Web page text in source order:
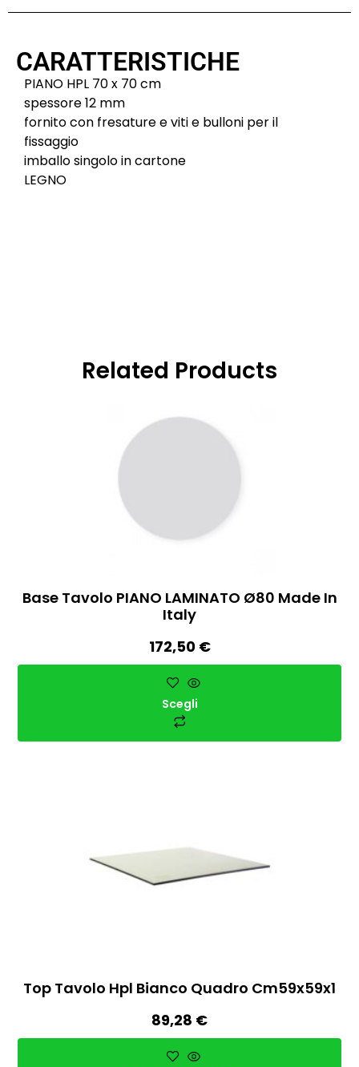
CARATTERISTICHE
PIANO HPL 70 x 70 cm
spessore 12 mm
fornito con fresature e viti e bulloni per il
fissaggio
imballo singolo in cartone
LEGNO
Related Products
Base Tavolo PIANO LAMINATO Ø80 Made In
Italy
172,50 €
Scegli
Top Tavolo Hpl Bianco Quadro Cm59x59x1
89,28 €